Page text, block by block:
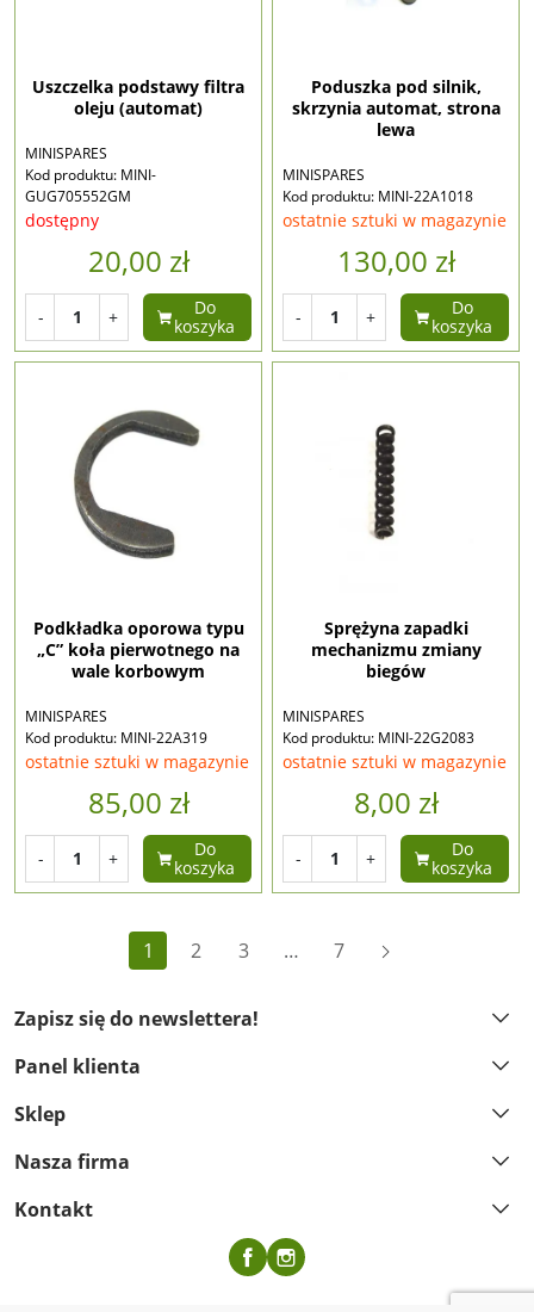
Uszczelka podstawy filtra
oleju (automat)
MINISPARES
Kod produktu: MINI-
GUG705552GM
dostępny
20,00 zł
- +
Do
koszyka
Poduszka pod silnik,
skrzynia automat, strona
lewa
MINISPARES
Kod produktu: MINI-22A1018
ostatnie sztuki w magazynie
130,00 zł
- +
Do
koszyka
Podkładka oporowa typu
„C” koła pierwotnego na
wale korbowym
MINISPARES
Kod produktu: MINI-22A319
ostatnie sztuki w magazynie
85,00 zł
- +
Do
koszyka
Sprężyna zapadki
mechanizmu zmiany
biegów
MINISPARES
Kod produktu: MINI-22G2083
ostatnie sztuki w magazynie
8,00 zł
- +
Do
koszyka
1 2 3 … 7 Dalej
Zapisz się do newslettera!
Panel klienta
Sklep
Nasza firma
Kontakt
Facebook
Instagram